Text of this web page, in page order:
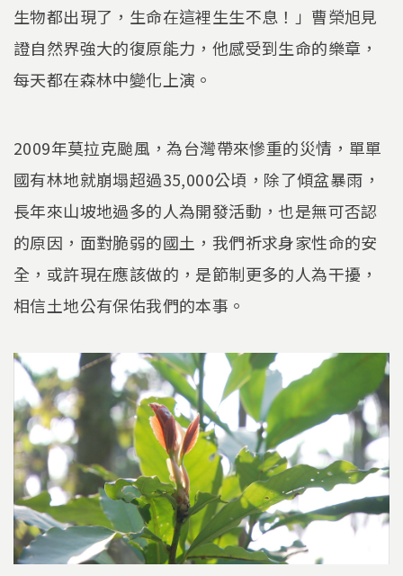
生物都出現了，生命在這裡生生不息！」曹榮旭見
證自然界強大的復原能力，他感受到生命的樂章，
每天都在森林中變化上演。
2009年莫拉克颱風，為台灣帶來慘重的災情，單單
國有林地就崩塌超過35,000公頃，除了傾盆暴雨，
長年來山坡地過多的人為開發活動，也是無可否認
的原因，面對脆弱的國土，我們祈求身家性命的安
全，或許現在應該做的，是節制更多的人為干擾，
相信土地公有保佑我們的本事。